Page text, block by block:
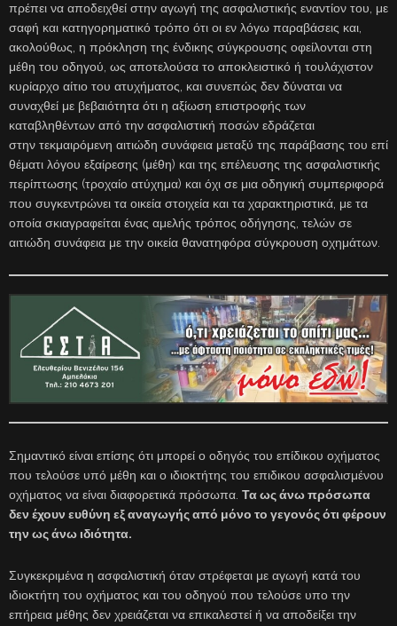
πρέπει να αποδειχθεί στην αγωγή της ασφαλιστικής εναντίον του, με
σαφή και κατηγορηματικό τρόπο ότι οι εν λόγω παραβάσεις και,
ακολούθως, η πρόκληση της ένδικης σύγκρουσης οφείλονται στη
μέθη του οδηγού, ως αποτελούσα το αποκλειστικό ή τουλάχιστον
κυρίαρχο αίτιο του ατυχήματος, και συνεπώς δεν δύναται να
συναχθεί με βεβαιότητα ότι η αξίωση επιστροφής των
καταβληθέντων από την ασφαλιστική ποσών εδράζεται
στην τεκμαιρόμενη αιτιώδη συνάφεια μεταξύ της παράβασης του επί
θέματι λόγου εξαίρεσης (μέθη) και της επέλευσης της ασφαλιστικής
περίπτωσης (τροχαίο ατύχημα) και όχι σε μια οδηγική συμπεριφορά
που συγκεντρώνει τα οικεία στοιχεία και τα χαρακτηριστικά, με τα
οποία σκιαγραφείται ένας αμελής τρόπος οδήγησης, τελών σε
αιτιώδη συνάφεια με την οικεία θανατηφόρα σύγκρουση οχημάτων.
Σημαντικό είναι επίσης ότι μπορεί ο οδηγός του επίδικου οχήματος
που τελούσε υπό μέθη και ο ιδιοκτήτης του επιδικου ασφαλισμένου
οχήματος να είναι διαφορετικά πρόσωπα. Τα ως άνω πρόσωπα
δεν έχουν ευθύνη εξ αναγωγής από μόνο το γεγονός ότι φέρουν
την ως άνω ιδιότητα.
Συγκεκριμένα η ασφαλιστική όταν στρέφεται με αγωγή κατά του
ιδιοκτήτη του οχήματος και του οδηγού που τελούσε υπο την
επήρεια μέθης δεν χρειάζεται να επικαλεστεί ή να αποδείξει την